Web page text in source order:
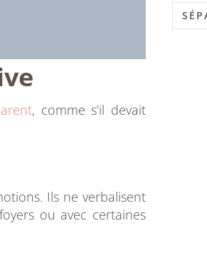
, comme s’il devait
Ils ne verbalisent
ou avec certaines